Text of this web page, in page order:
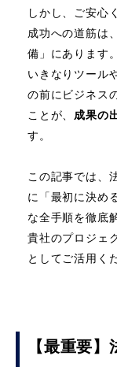
しかし、ご安心
成功への道筋は
備」にあります。
いきなりツール
の前にビジネス
ことが、 成果の
す。
この記事では、
に「最初に決め
な全手順を徹底
貴社のプロジェ
としてご活用く
【最重要